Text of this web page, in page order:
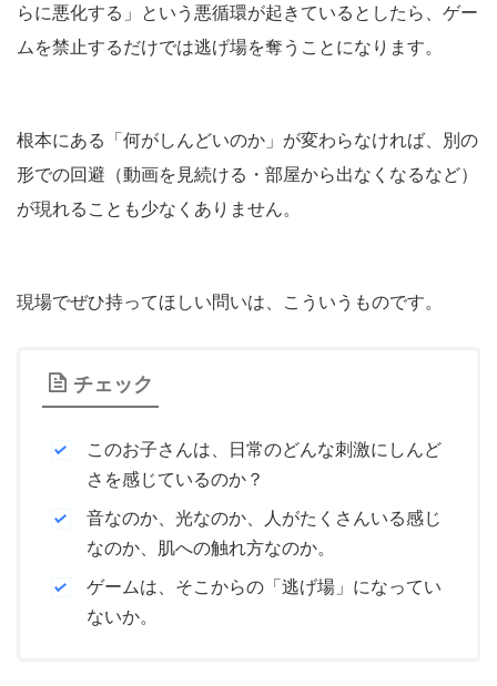
らに悪化する」という悪循環が起きているとしたら、ゲー
ムを禁止するだけでは逃げ場を奪うことになります。
根本にある「何がしんどいのか」が変わらなければ、別の
形での回避（動画を見続ける・部屋から出なくなるなど）
が現れることも少なくありません。
現場でぜひ持ってほしい問いは、こういうものです。
チェック
このお子さんは、日常のどんな刺激にしんど
さを感じているのか？
音なのか、光なのか、人がたくさんいる感じ
なのか、肌への触れ方なのか。
ゲームは、そこからの「逃げ場」になってい
ないか。